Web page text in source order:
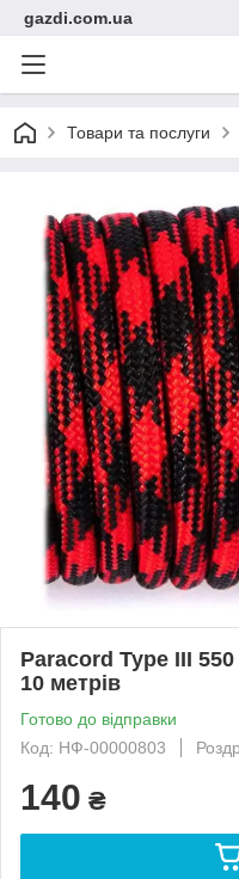
gazdi.com.ua
Товари та послуги
Paracord Type III
10 метрів
Готово до відправки
Код: НФ-00000803
140 ₴